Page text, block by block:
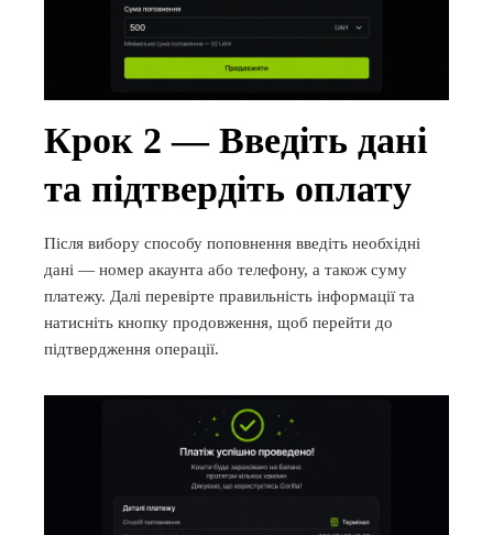
Крок 2 — Введіть дані
та підтвердіть оплату
Після вибору способу поповнення введіть необхідні
дані — номер акаунта або телефону, а також суму
платежу. Далі перевірте правильність інформації та
натисніть кнопку продовження, щоб перейти до
підтвердження операції.